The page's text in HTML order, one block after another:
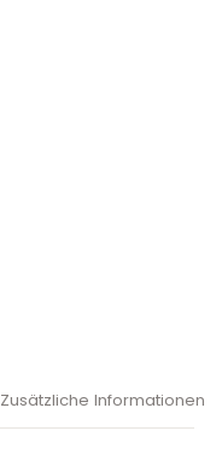
Zusätzliche Informationen